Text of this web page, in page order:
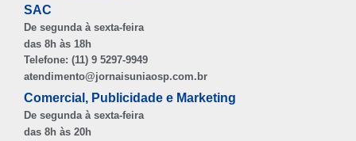
SAC
De segunda à sexta-feira
das 8h às 18h
Telefone: (11) 9 5297-9949
atendimento@jornaisuniaosp.com.br
Comercial, Publicidade e Marketing
De segunda à sexta-feira
das 8h às 20h